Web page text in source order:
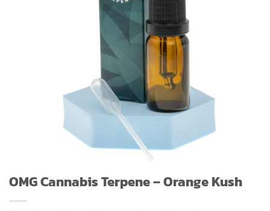
OMG Cannabis Terpene – Orange Kush